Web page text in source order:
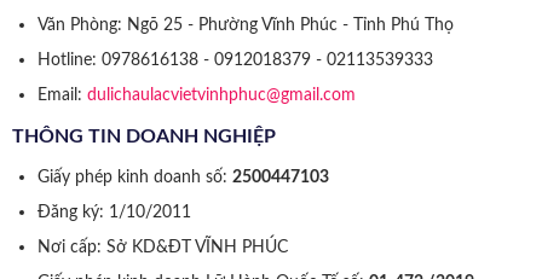
Văn Phòng: Ngõ 25 - Phường Vĩnh Phúc - Tỉnh Phú Thọ
Hotline: 0978616138 - 0912018379 - 02113539333
Email: dulichaulacvietvinhphuc@gmail.com
THÔNG TIN DOANH NGHIỆP
Giấy phép kinh doanh số: 2500447103
Đăng ký: 1/10/2011
Nơi cấp: Sở KD&ĐT VĨNH PHÚC